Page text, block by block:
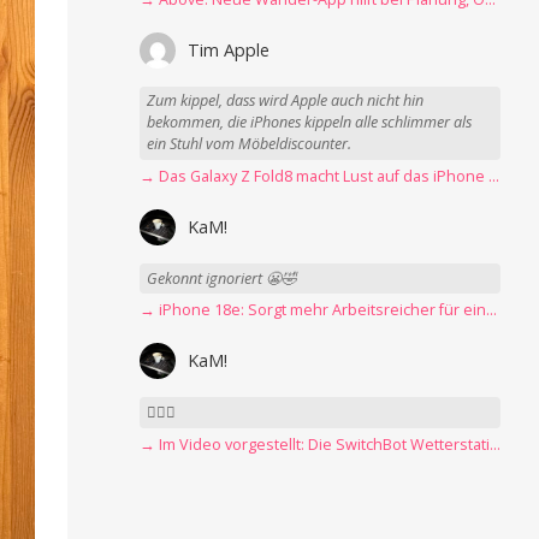
Tim Apple
Zum kippel, dass wird Apple auch nicht hin
bekommen, die iPhones kippeln alle schlimmer als
ein Stuhl vom Möbeldiscounter.
→ Das Galaxy Z Fold8 macht Lust auf das iPhone Ultra
KaM!
Gekonnt ignoriert 😬🤣
→ iPhone 18e: Sorgt mehr Arbeitsreicher für eine Preiserhöhung?
KaM!
👍🏻🤣
→ Im Video vorgestellt: Die SwitchBot Wetterstation mit E-Ink-Display